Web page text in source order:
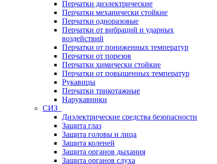
Перчатки диэлектрические
Перчатки механически стойкие
Перчатки одноразовые
Перчатки от вибраций и ударных
воздействий
Перчатки от пониженных температур
Перчатки от порезов
Перчатки химически стойкие
Перчатки от повышенных температур
Рукавицы
Перчатки трикотажные
Нарукавники
СИЗ
Диэлектрические средства безопасности
Защита глаз
Защита головы и лица
Защита коленей
Защита органов дыхания
Защита органов слуха